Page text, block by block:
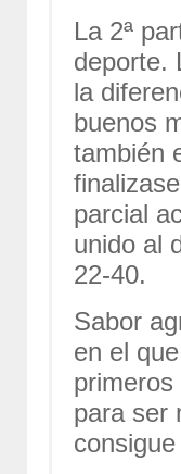
La 2ª
deporte.
la
buenos
también
parcial
unido al
22-40.
Sabor
en el
para ser